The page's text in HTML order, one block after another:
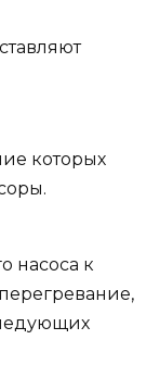
которых
насоса к